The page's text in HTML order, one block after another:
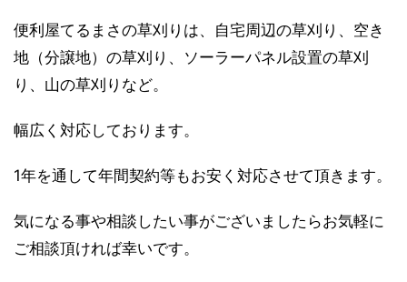
便利屋てるまさの草刈りは、自宅周辺の草刈り、空き
地（分譲地）の草刈り、ソーラーパネル設置の草刈
り、山の草刈りなど。
幅広く対応しております。
1年を通して年間契約等もお安く対応させて頂きます。
気になる事や相談したい事がございましたらお気軽に
ご相談頂ければ幸いです。